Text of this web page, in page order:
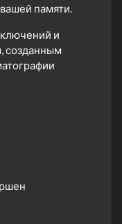
памяти.
и
созданным